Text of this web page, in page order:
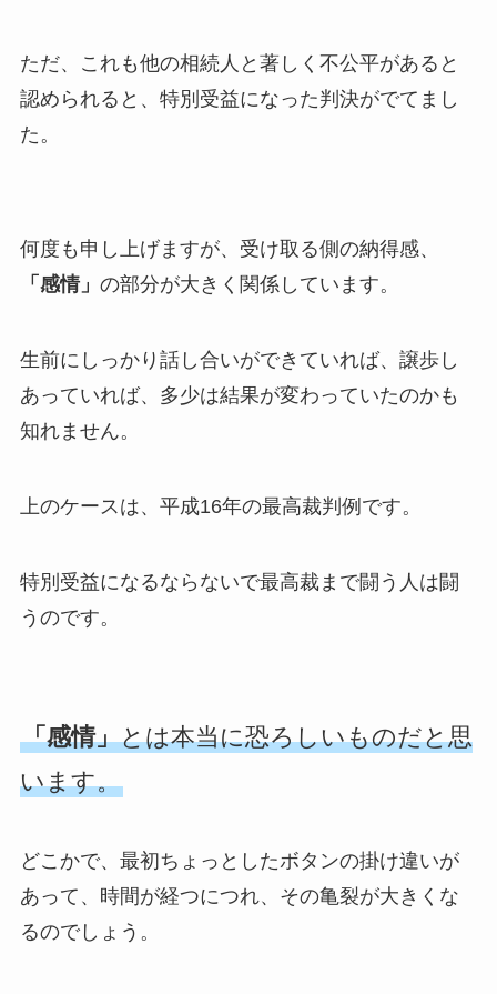
ただ、これも他の相続人と著しく不公平があると
認められると、特別受益になった判決がでてまし
た。
何度も申し上げますが、受け取る側の納得感、
「感情」 の部分が大きく関係しています。
生前にしっかり話し合いができていれば、譲歩し
あっていれば、多少は結果が変わっていたのかも
知れません。
上のケースは、平成16年の最高裁判例です。
特別受益になるならないで最高裁まで闘う人は闘
うのです。
「感情」とは本当に恐ろしいものだと思
います。
どこかで、最初ちょっとしたボタンの掛け違いが
あって、時間が経つにつれ、その亀裂が大きくな
るのでしょう。